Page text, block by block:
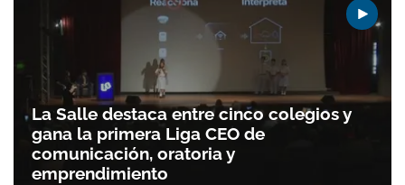
La Salle destaca entre cinco colegios y
gana la primera Liga CEO de
comunicación, oratoria y
emprendimiento